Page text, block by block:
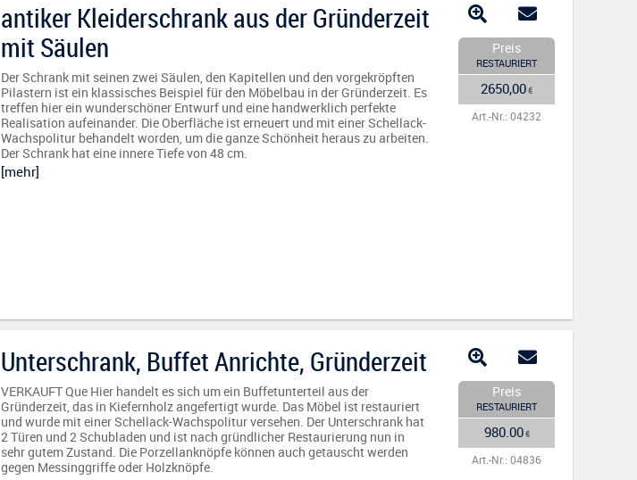
antiker Kleiderschrank aus der Gründerzeit
mit Säulen
Der Schrank mit seinen zwei Säulen, den Kapitellen und den vorgekröpften
Pilastern ist ein klassisches Beispiel für den Möbelbau in der Gründerzeit. Es
treffen hier ein wunderschöner Entwurf und eine handwerklich perfekte
Realisation aufeinander. Die Oberfläche ist erneuert und mit einer Schellack-
Wachspolitur behandelt worden, um die ganze Schönheit heraus zu arbeiten.
Der Schrank hat eine innere Tiefe von 48 cm.
[mehr]
Preis
RESTAURIERT
2650,00€
Art.-Nr.: 04232
Unterschrank, Buffet Anrichte, Gründerzeit
VERKAUFT Que Hier handelt es sich um ein Buffetunterteil aus der
Gründerzeit, das in Kiefernholz angefertigt wurde. Das Möbel ist restauriert
und wurde mit einer Schellack-Wachspolitur versehen. Der Unterschrank hat
2 Türen und 2 Schubladen und ist nach gründlicher Restaurierung nun in
sehr gutem Zustand. Die Porzellanknöpfe können auch getauscht werden
gegen Messinggriffe oder Holzknöpfe.
Preis
RESTAURIERT
980.00€
Art.-Nr.: 04836